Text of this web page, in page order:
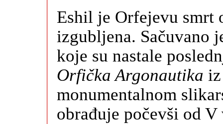
Eshil je Orfejevu smrt
izgubljena. Sačuvano
koje su nastale
Orfička Argonautika
monumentalnom
obrađuje počevši od V